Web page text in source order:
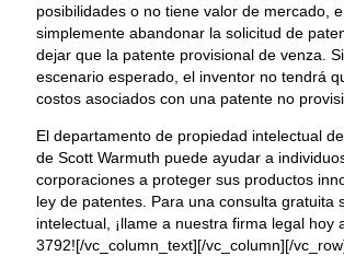
posibilidades o no tiene valor de mercado,
simplemente abandonar la solicitud de
dejar que la patente provisional de venza.
escenario esperado, el inventor no tendrá
costos asociados con una patente no
El departamento de propiedad intelectual
de Scott Warmuth puede ayudar a
corporaciones a proteger sus productos
ley de patentes. Para una consulta gratuita
intelectual, ¡llame a nuestra firma legal hoy
3792![/vc_column_text][/vc_column][/